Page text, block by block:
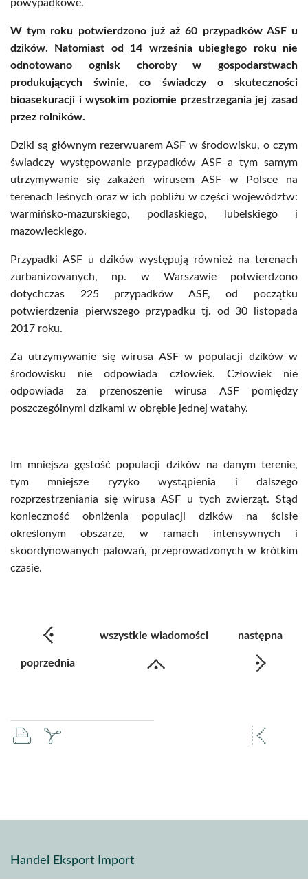
powypadkowe.
W tym roku potwierdzono już aż 60 przypadków ASF u
dzików. Natomiast od 14 września ubiegłego roku nie
odnotowano ognisk choroby w gospodarstwach
produkujących świnie, co świadczy o skuteczności
bioasekuracji i wysokim poziomie przestrzegania jej zasad
przez rolników.
Dziki są głównym rezerwuarem ASF w środowisku, o czym
świadczy występowanie przypadków ASF a tym samym
utrzymywanie się zakażeń wirusem ASF w Polsce na
terenach leśnych oraz w ich pobliżu w części województw:
warmińsko-mazurskiego, podlaskiego, lubelskiego i
mazowieckiego.
Przypadki ASF u dzików występują również na terenach
zurbanizowanych, np. w Warszawie potwierdzono
dotychczas 225 przypadków ASF, od początku
potwierdzenia pierwszego przypadku tj. od 30 listopada
2017 roku.
Za utrzymywanie się wirusa ASF w populacji dzików w
środowisku nie odpowiada człowiek. Człowiek nie
odpowiada za przenoszenie wirusa ASF pomiędzy
poszczególnymi dzikami w obrębie jednej watahy.
Im mniejsza gęstość populacji dzików na danym terenie,
tym mniejsze ryzyko wystąpienia i dalszego
rozprzestrzeniania się wirusa ASF u tych zwierząt. Stąd
konieczność obniżenia populacji dzików na ścisłe
określonym obszarze, w ramach intensywnych i
skoordynowanych palowań, przeprowadzonych w krótkim
czasie.
poprzednia
wszystkie wiadomości następna
drukujzapisz
Handel Eksport Import